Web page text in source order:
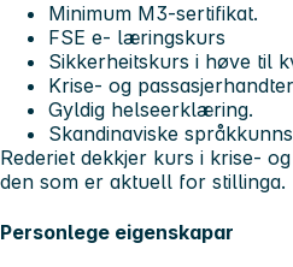
Minimum M3-sertifikat.
FSE e- læringskurs
Sikkerheitskurs i høve til
Krise- og
Gyldig helseerklæring.
Skandinaviske
Rederiet dekkjer kurs i krise-
den som er aktuell for stillinga.
Personlege eigenskapar